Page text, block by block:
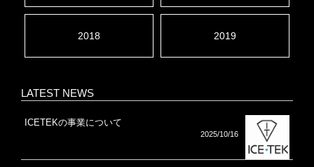
2018 2019
LATEST NEWS
ICETEKの事業について
2025/10/16